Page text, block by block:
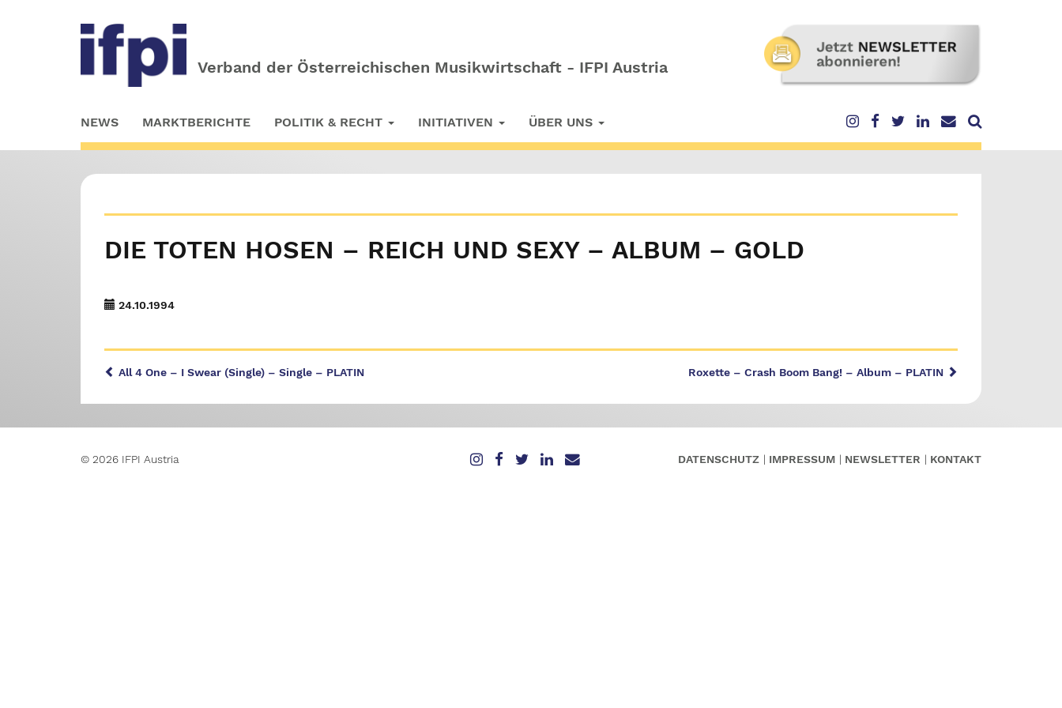
Verband der Österreichischen Musikwirtschaft - IFPI Austria
to
main
NEWS MARKTBERICHTE POLITIK & RECHT INITIATIVEN ÜBER UNS
DIE TOTEN HOSEN – REICH UND SEXY – ALBUM – GOLD
24.10.1994
Roxette – Crash Boom Bang! – Album – PLATIN
All 4 One – I Swear (Single) – Single – PLATIN
© 2026 IFPI Austria DATENSCHUTZ IMPRESSUM NEWSLETTER KONTAKT